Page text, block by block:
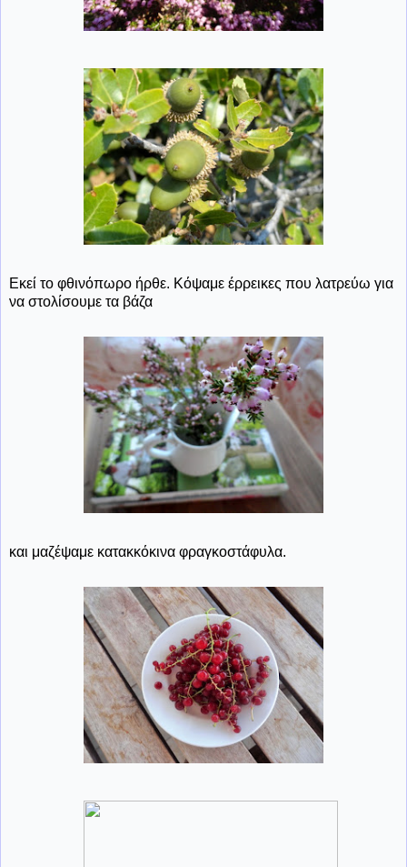
Εκεί το φθινόπωρο ήρθε. Κόψαμε έρρεικες που λατρεύω για
να στολίσουμε τα βάζα
και μαζέψαμε κατακκόκινα φραγκοστάφυλα.